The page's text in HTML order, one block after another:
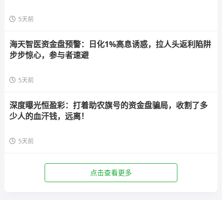
5天前
海天智医资金盘预警：日化1%高息诱惑，拉人头返利陷阱
步步惊心，参与者速避
5天前
深度曝光恒盈彩：打着助农旗号的资金盘骗局，收割了多
少人的血汗钱，远离！
5天前
点击查看更多